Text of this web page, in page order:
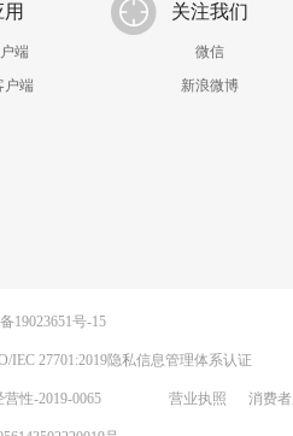
端
户端
关注我们
微信
新浪微博
19023651号-15
IEC 27701:2019隐私信息管理体系认证
性-2019-0065 营业执照 消费